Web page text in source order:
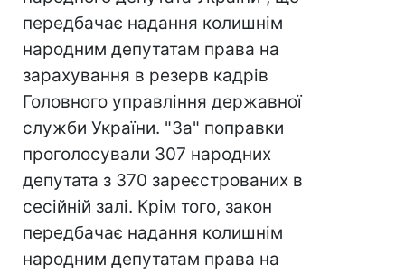
передбачає надання колишнім
народним депутатам права на
зарахування в резерв кадрів
Головного управління державної
служби України. "За" поправки
проголосували 307 народних
депутата з 370 зареєстрованих в
сесійній залі. Крім того, закон
передбачає надання колишнім
народним депутатам права на